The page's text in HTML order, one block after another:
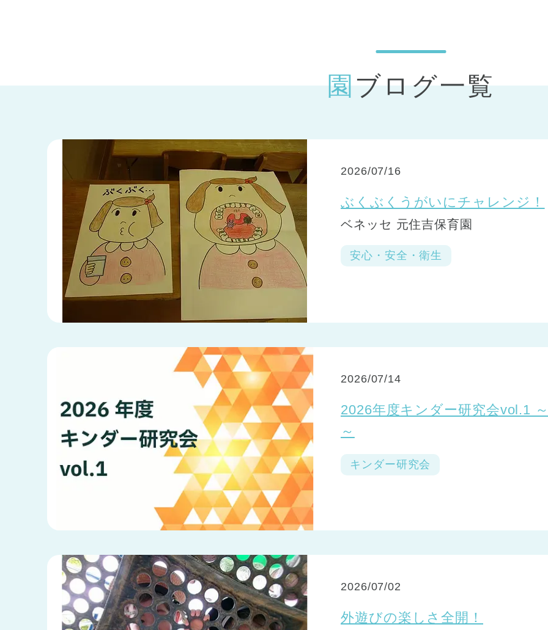
兵庫県 兵庫県 全域(2) 神戸市(1) 芦屋市(1)
園ブログ一覧
2026/07/16
ぶくぶくうがいにチャレンジ！
ベネッセ 元住吉保育園
安心・安全・衛生
2026/07/14
2026年度キンダー研究会vol.1
～
キンダー研究会
2026/07/02
外遊びの楽しさ全開！